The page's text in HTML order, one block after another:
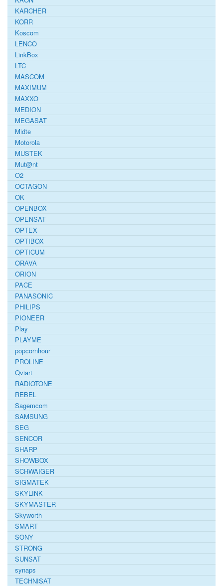
KARCHER
KORR
Koscom
LENCO
LinkBox
LTC
MASCOM
MAXIMUM
MAXXO
MEDION
MEGASAT
Midte
Motorola
MUSTEK
Mut@nt
O2
OCTAGON
OK
OPENBOX
OPENSAT
OPTEX
OPTIBOX
OPTICUM
ORAVA
ORION
PACE
PANASONIC
PHILIPS
PIONEER
Play
PLAYME
popcornhour
PROLINE
Qviart
RADIOTONE
REBEL
Sagemcom
SAMSUNG
SEG
SENCOR
SHARP
SHOWBOX
SCHWAIGER
SIGMATEK
SKYLINK
SKYMASTER
Skyworth
SMART
SONY
STRONG
SUNSAT
synaps
TECHNISAT